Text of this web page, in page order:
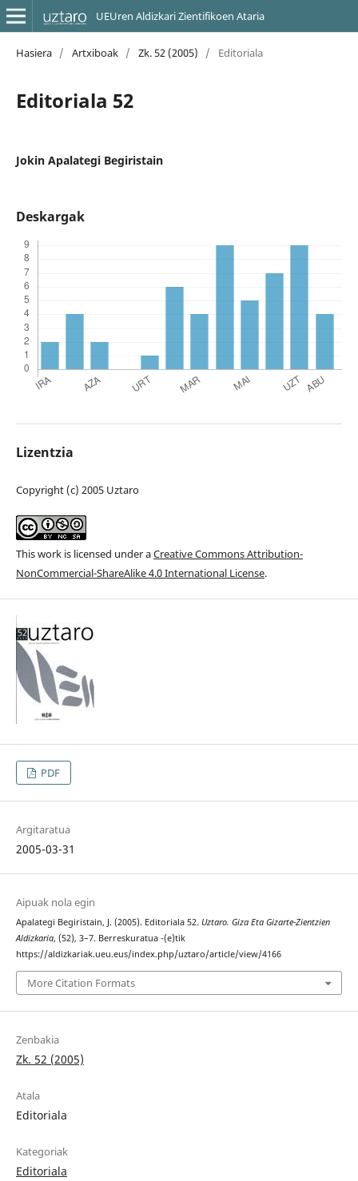
UEUren Aldizkari Zientifikoen Ataria
Hasiera / Artxiboak / Zk. 52 (2005) / Editoriala
Editoriala 52
Jokin Apalategi Begiristain
Deskargak
Lizentzia
Copyright (c) 2005 Uztaro
This work is licensed under aCreative Commons Attribution-
NonCommercial-ShareAlike 4.0 International License.
PDF
Argitaratua
2005-03-31
Aipuak nola egin
Apalategi Begiristain, J. (2005). Editoriala 52. Uztaro. Giza Eta Gizarte-Zientzien
Aldizkaria, (52), 3–7. Berreskuratua -(e)tik
https://aldizkariak.ueu.eus/index.php/uztaro/article/view/4166
More Citation Formats
Zenbakia
Zk. 52 (2005)
Atala
Editoriala
Kategoriak
Editoriala